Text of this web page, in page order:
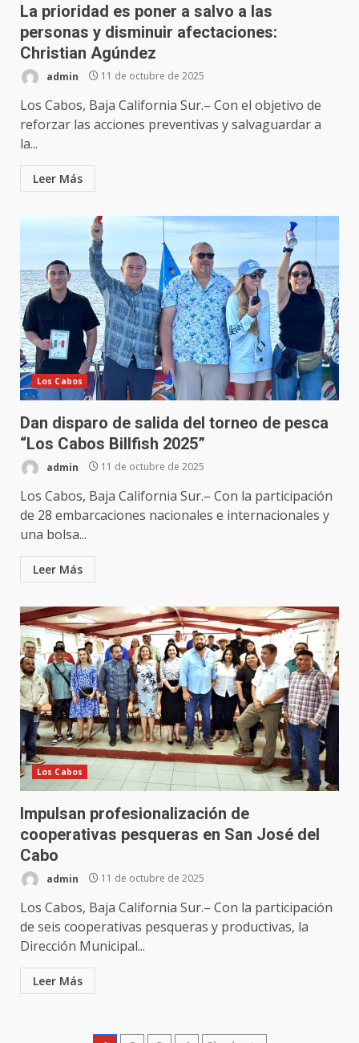
La prioridad es poner a salvo a las
personas y disminuir afectaciones:
Christian Agúndez
admin 11 de octubre de 2025
Los Cabos, Baja California Sur.– Con el objetivo de
reforzar las acciones preventivas y salvaguardar a
la...
Leer Más
Los Cabos
Dan disparo de salida del torneo de pesca
“Los Cabos Billfish 2025”
admin 11 de octubre de 2025
Los Cabos, Baja California Sur.– Con la participación
de 28 embarcaciones nacionales e internacionales y
una bolsa...
Leer Más
Los Cabos
Impulsan profesionalización de
cooperativas pesqueras en San José del
Cabo
admin 11 de octubre de 2025
Los Cabos, Baja California Sur.– Con la participación
de seis cooperativas pesqueras y productivas, la
Dirección Municipal...
Leer Más